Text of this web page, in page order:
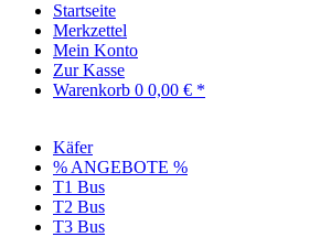
Startseite
Merkzettel
Mein Konto
Zur Kasse
Warenkorb 0 0,00 € *
Käfer
% ANGEBOTE %
T1 Bus
T2 Bus
T3 Bus